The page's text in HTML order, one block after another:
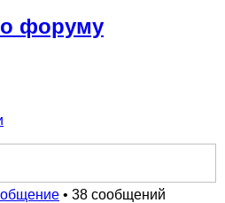
форуму
• 38 сообщений